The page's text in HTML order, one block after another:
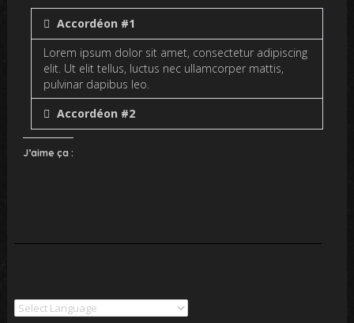
Accordéon #1
Lorem ipsum dolor sit amet, consectetur adipiscing
elit. Ut elit tellus, luctus nec ullamcorper mattis,
pulvinar dapibus leo.
Accordéon #2
J’aime ça :